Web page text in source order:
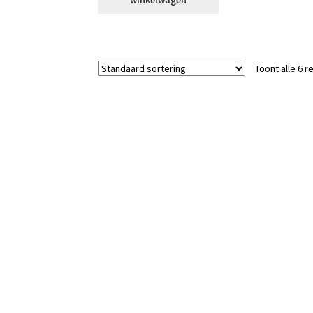
Toont alle 6